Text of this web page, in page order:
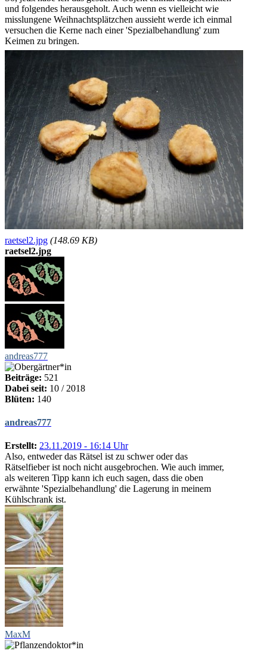
und folgendes herausgeholt. Auch wenn es vielleicht wie
misslungene Weihnachtsplätzchen aussieht werde ich einmal
versuchen die Kerne nach einer 'Spezialbehandlung' zum
Keimen zu bringen.
raetsel2.jpg (148.69 KB)
raetsel2.jpg
andreas777
Beiträge: 521
Dabei seit: 10 / 2018
Blüten: 140
andreas777
Erstellt: 23.11.2019 - 16:14 Uhr
Also, entweder das Rätsel ist zu schwer oder das
Rätselfieber ist noch nicht ausgebrochen. Wie auch immer,
als weiteren Tipp kann ich euch sagen, dass die oben
erwähnte 'Spezialbehandlung' die Lagerung in meinem
Kühlschrank ist.
MaxM